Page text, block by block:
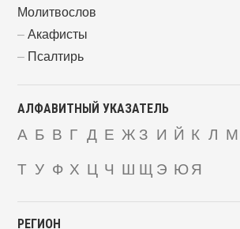
Молитвослов
Акафисты
Псалтирь
АЛФАВИТНЫЙ УКАЗАТЕЛЬ
А Б В Г Д Е Ж З И Й К Л М
Т У Ф Х Ц Ч Ш Щ Э ЮЯ
РЕГИОН